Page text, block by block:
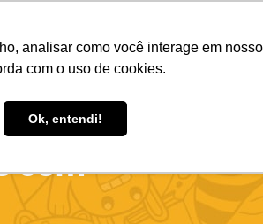
analisar como você interage em
com o uso de cookies.
Ok, entendi!
Brindes Ecológicos
com